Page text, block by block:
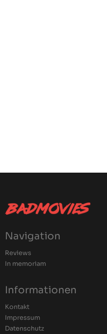
Navigation
Reviews
In memoriam
Informationen
Kontakt
Impressum
Datenschutz